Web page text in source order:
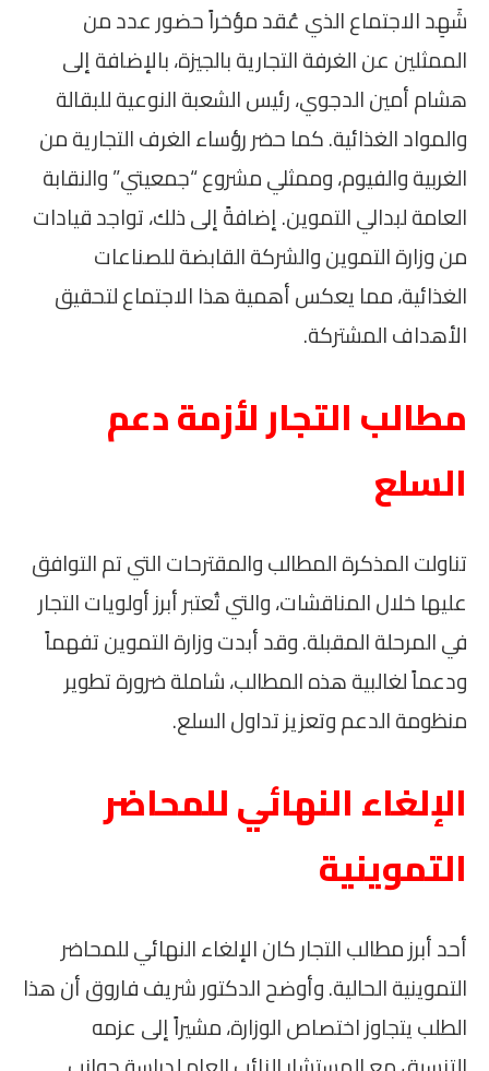
شَهِد الاجتماع الذي عُقد مؤخراً حضور عدد من
الممثلين عن الغرفة التجارية بالجيزة، بالإضافة إلى
هشام أمين الدجوي، رئيس الشعبة النوعية للبقالة
والمواد الغذائية. كما حضر رؤساء الغرف التجارية من
الغربية والفيوم، وممثلي مشروع “جمعيتي” والنقابة
العامة لبدالي التموين. إضافةً إلى ذلك، تواجد قيادات
من وزارة التموين والشركة القابضة للصناعات
الغذائية، مما يعكس أهمية هذا الاجتماع لتحقيق
الأهداف المشتركة.
مطالب التجار لأزمة دعم
السلع
تناولت المذكرة المطالب والمقترحات التي تم التوافق
عليها خلال المناقشات، والتي تُعتبر أبرز أولويات التجار
في المرحلة المقبلة. وقد أبدت وزارة التموين تفهماً
ودعماً لغالبية هذه المطالب، شاملة ضرورة تطوير
منظومة الدعم وتعزيز تداول السلع.
الإلغاء النهائي للمحاضر
التموينية
أحد أبرز مطالب التجار كان الإلغاء النهائي للمحاضر
التموينية الحالية. وأوضح الدكتور شريف فاروق أن هذا
الطلب يتجاوز اختصاص الوزارة، مشيراً إلى عزمه